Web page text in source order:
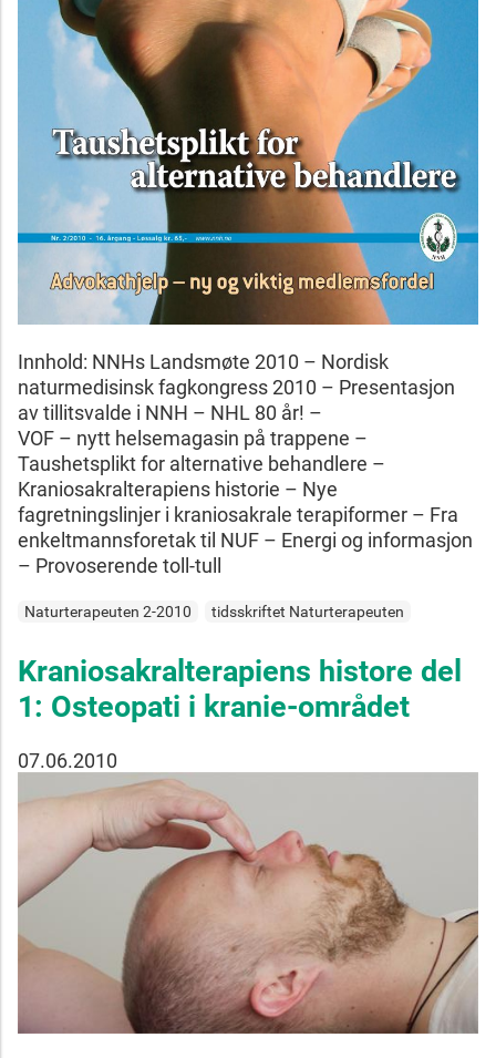
Innhold: NNHs Landsmøte 2010 – Nordisk
naturmedisinsk fagkongress 2010 – Presentasjon
av tillitsvalde i NNH – NHL 80 år! –
VOF – nytt helsemagasin på trappene –
Taushetsplikt for alternative behandlere –
Kraniosakralterapiens historie – Nye
fagretningslinjer i kraniosakrale terapiformer – Fra
enkeltmannsforetak til NUF – Energi og informasjon
– Provoserende toll-tull
Naturterapeuten 2-2010 tidsskriftet Naturterapeuten
Kraniosakralterapiens histore del
1: Osteopati i kranie-området
07.06.2010